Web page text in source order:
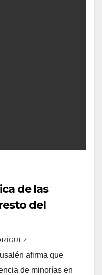
de las
del
afirma que
de minorías en